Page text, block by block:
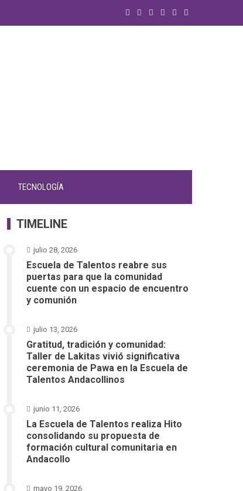
TECNOLOGÍA
TIMELINE
julio 28, 2026
Escuela de Talentos reabre sus
puertas para que la comunidad
cuente con un espacio de encuentro
y comunión
julio 13, 2026
Gratitud, tradición y comunidad:
Taller de Lakitas vivió significativa
ceremonia de Pawa en la Escuela de
Talentos Andacollinos
junio 11, 2026
La Escuela de Talentos realiza Hito
consolidando su propuesta de
formación cultural comunitaria en
Andacollo
mayo 19, 2026